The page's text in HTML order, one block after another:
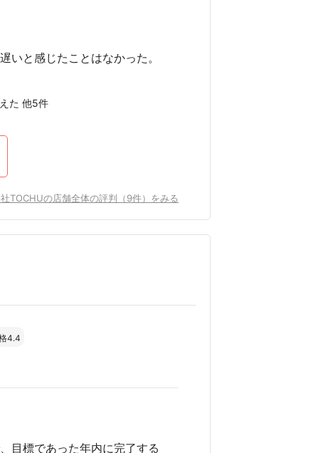
いと感じたことはなかった。
た 他5件
TOCHUの店舗全体の評判（9件）をみる
4.4
目標であった年内に完了する